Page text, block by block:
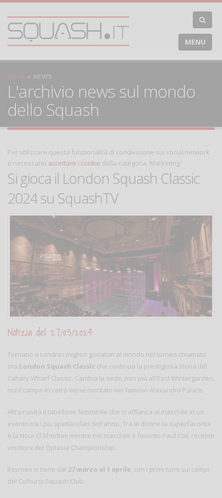
MENU
HOME NEWS
L'archivio news sul mondo
dello Squash
Per utilizzare questa funzionalità di condivisione sui social network
è necessario accettare i cookie della categoria 'Marketing'
Si gioca il London Squash Classic
2024 su SquashTV
Notizia del 27/03/2024
Tornano a Londra i migliori giocatori al mondo nel torneo chiamato
ora London Squash Classic che continua la prestigiosa storia del
Canary Wharf Classic. Cambia la sede, non più all'East Wintergarden,
ma il campo in vetro viene montato nel famoso Alaxandra Palace.
Altra novità il tabellone femminile che si affianca al maschile in un
evento tra i più spettacolari dell'anno. Tra le donne la superfavorita
è la Nour El Sherbini mentre nel maschile è favorito Paul Coll, recente
vincitore del Optasia Championship.
Il torneo si tiene dal 27 marzo al 1 aprile, con i primi turni sui campi
del Colhurst Squash Club.